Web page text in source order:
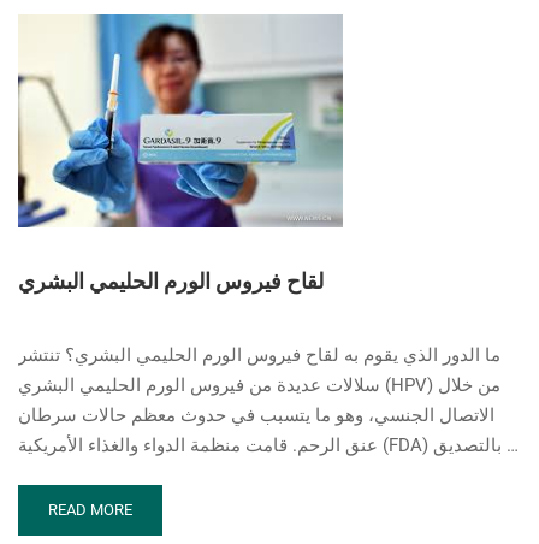
لقاح فيروس الورم الحليمي البشري
ما الدور الذي يقوم به لقاح فيروس الورم الحليمي البشري؟ تنتشر
سلالات عديدة من فيروس الورم الحليمي البشري (HPV) من خلال
الاتصال الجنسي، وهو ما يتسبب في حدوث معظم حالات سرطان
عنق الرحم. قامت منظمة الدواء والغذاء الأمريكية (FDA) بالتصديق …
READ
MORE
READ MORE